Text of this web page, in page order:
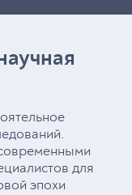
для
эпохи